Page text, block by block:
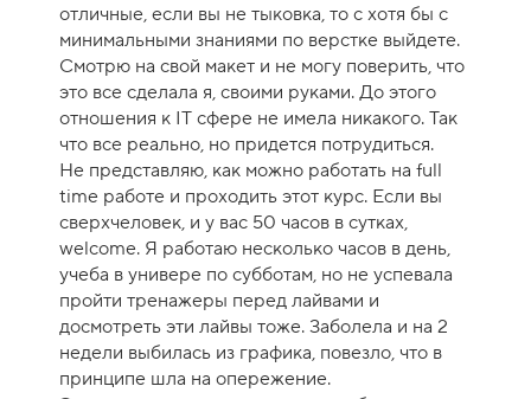
а
к
у
р
с
а
-
9
отличные, если вы не тыковка, то с хотя бы с
минимальными знаниями по верстке выйдете.
Смотрю на свой макет и не могу поверить, что
это все сделала я, своими руками. До этого
отношения к IT сфере не имела никакого. Так
что все реально, но придется потрудиться.
Не представляю, как можно работать на full
time работе и проходить этот курс. Если вы
сверхчеловек, и у вас 50 часов в сутках,
welcome. Я работаю несколько часов в день,
учеба в универе по субботам, но не успевала
пройти тренажеры перед лайвами и
досмотреть эти лайвы тоже. Заболела и на 2
недели выбилась из графика, повезло, что в
принципе шла на опережение.